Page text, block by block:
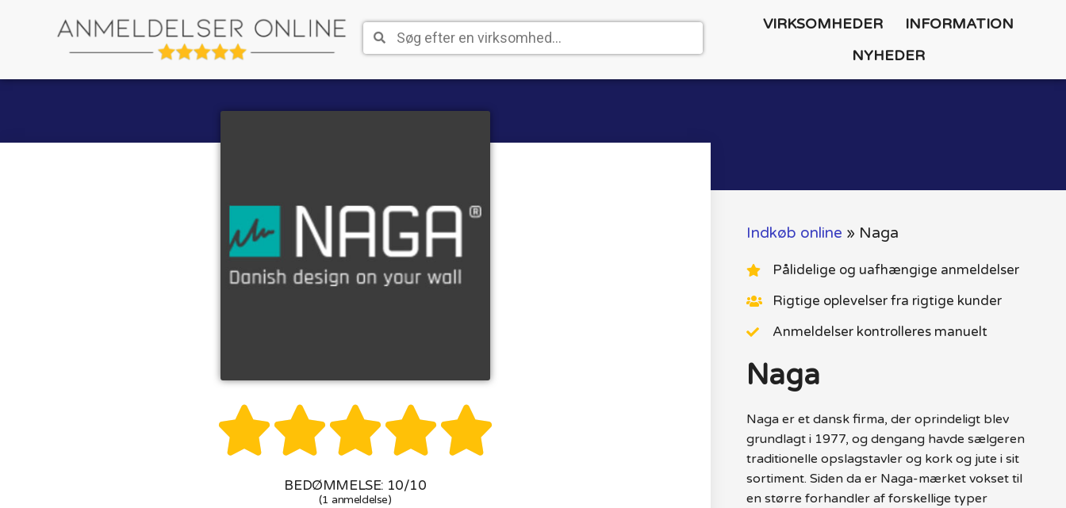
VIRKSOMHEDER
INFORMATION
NYHEDER

BEDØMMELSE: 10/10
(1 anmeldelse)
Indkøb online » Naga
Pålidelige og uafhængige anmeldelser
Rigtige oplevelser fra rigtige kunder
Anmeldelser kontrolleres manuelt
Naga
Naga er et dansk firma, der oprindeligt blev
grundlagt i 1977, og dengang havde sælgeren
traditionelle opslagstavler og kork og jute i sit
sortiment. Siden da er Naga-mærket vokset til
en større forhandler af forskellige typer